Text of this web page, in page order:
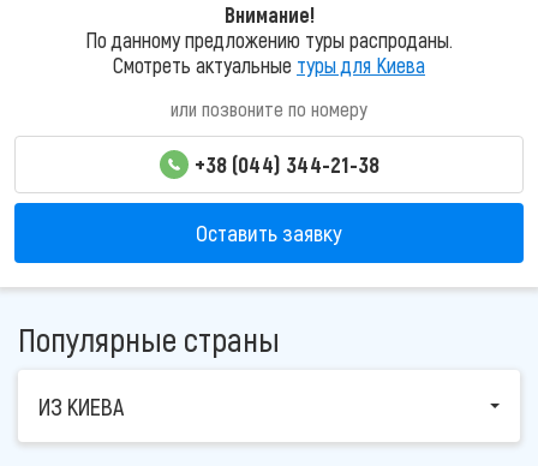
Внимание!
По данному предложению туры распроданы.
Смотреть актуальные туры для Киева
или позвоните по номеру
+38 (044) 344-21-38
Оставить заявку
Популярные страны
ИЗ КИЕВА